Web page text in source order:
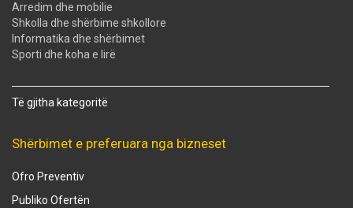
Arredim dhe mobilie
Shkolla dhe shërbime shkollore
Informatika dhe shërbimet
Sporti dhe koha e lirë
Të gjitha kategoritë
Shërbimet e preferuara nga bizneset
Ofro Preventiv
Publiko Ofertën